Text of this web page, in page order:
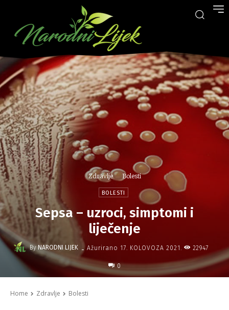
Zdravlje Bolesti
BOLESTI
Sepsa – uzroci, simptomi i
liječenje
By NARODNI LIJEK - Ažurirano 17. KOLOVOZA 2021. 22947
0
Home Zdravlje Bolesti